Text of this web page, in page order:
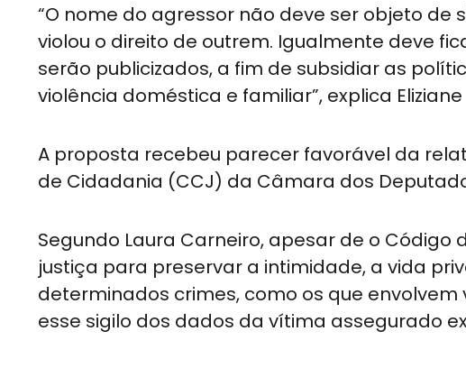
“O nome do agressor não deve ser objeto de
violou o direito de outrem. Igualmente deve
serão publicizados, a fim de subsidiar as
violência doméstica e familiar”, explica
A proposta recebeu parecer favorável da
de Cidadania (CCJ) da Câmara dos
Segundo Laura Carneiro, apesar de o Código
justiça para preservar a intimidade, a vida
determinados crimes, como os que
esse sigilo dos dados da vítima assegurado